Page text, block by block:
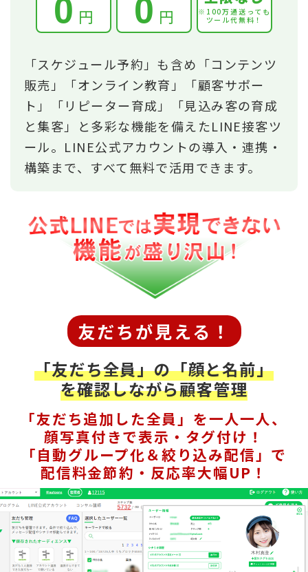
0 円 0 円
※100万通送っても
ツール代無料！
「スケジュール予約」も含め「コンテンツ
販売」「オンライン教育」「顧客サポー
ト」「リピーター育成」「見込み客の育成
と集客」と多彩な機能を備えたLINE接客ツ
ール。LINE公式アカウントの導入・連携・
構築まで、すべて無料で活用できます。
友だちが見える！
「友だち全員」の「顔と名前」
を確認しながら顧客管理
「友だち追加した全員」を一人一人、
顔写真付きで表示・タグ付け！
「自動グループ化＆絞り込み配信」で
配信料金節約・反応率大幅UP！